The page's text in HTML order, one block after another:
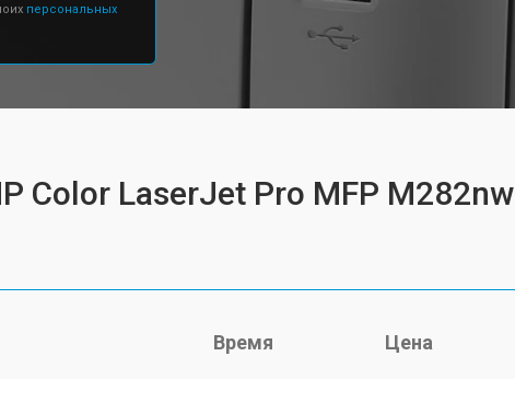
персональных
Color LaserJet Pro MFP M282nw
Время Цена